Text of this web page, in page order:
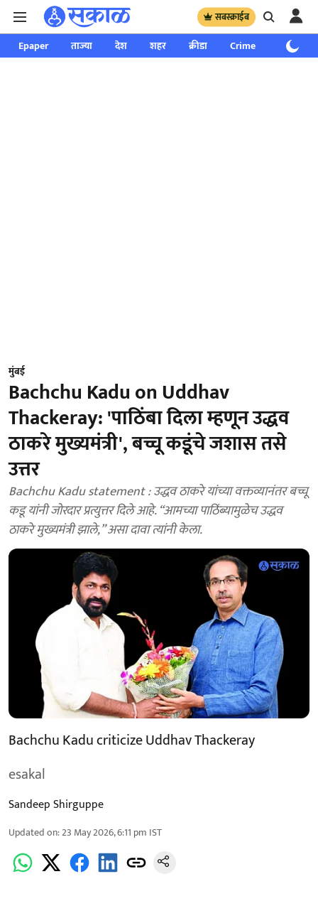
सबस्क्राईब
Epaper ताज्या देश शहर क्रीडा Crime साप्ताहिक
मुंबई
Bachchu Kadu on Uddhav
Thackeray: 'पाठिंबा दिला म्हणून उद्धव
ठाकरे मुख्यमंत्री', बच्चू कडूंचे जशास तसे
उत्तर
Bachchu Kadu statement : उद्धव ठाकरे यांच्या वक्तव्यानंतर बच्चू
कडू यांनी जोरदार प्रत्युत्तर दिले आहे. “आमच्या पाठिंब्यामुळेच उद्धव
ठाकरे मुख्यमंत्री झाले,” असा दावा त्यांनी केला.
Bachchu Kadu criticize Uddhav Thackeray
esakal
Sandeep Shirguppe
Updated on:23 May 2026, 6:11 pm IST